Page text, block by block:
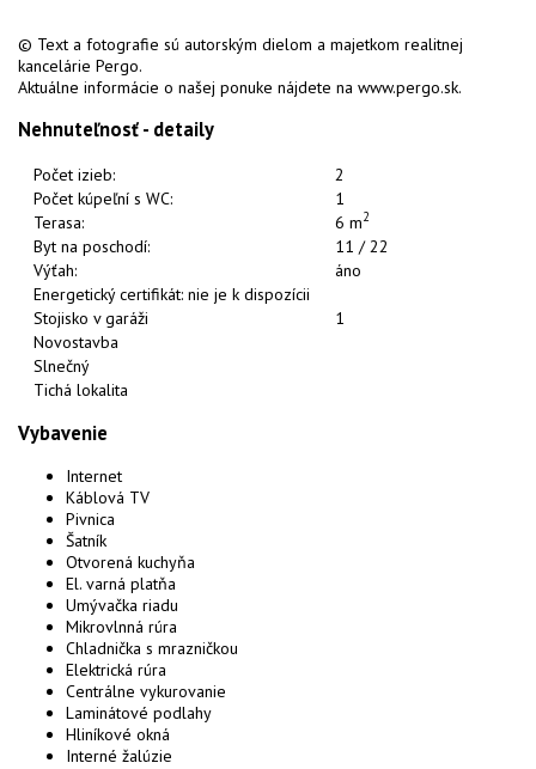
© Text a fotografie sú autorským dielom a majetkom realitnej
kancelárie Pergo.
Aktuálne informácie o našej ponuke nájdete na www.pergo.sk.
Nehnuteľnosť - detaily
Počet izieb:
2
Počet kúpeľní s WC:
1
Terasa:
6 m2
Byt na poschodí:
11 / 22
Výťah:
áno
Energetický certifikát: nie je k dispozícii
Stojisko v garáži
1
Novostavba
Slnečný
Tichá lokalita
Vybavenie
Internet
Káblová TV
Pivnica
Šatník
Otvorená kuchyňa
El. varná platňa
Umývačka riadu
Mikrovlnná rúra
Chladnička s mrazničkou
Elektrická rúra
Centrálne vykurovanie
Laminátové podlahy
Hliníkové okná
Interné žalúzie